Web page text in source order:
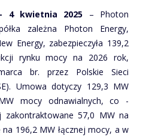
4 kwietnia 2025 – Photon
zależna Photon Energy,
Energy, zabezpieczyła 139,2
rynku mocy na 2026 rok,
br. przez Polskie Sieci
Umowa dotyczy 129,3 MW
mocy odnawialnych, co -
zakontraktowane 57,0 MW na
na 196,2 MW łącznej mocy, a w